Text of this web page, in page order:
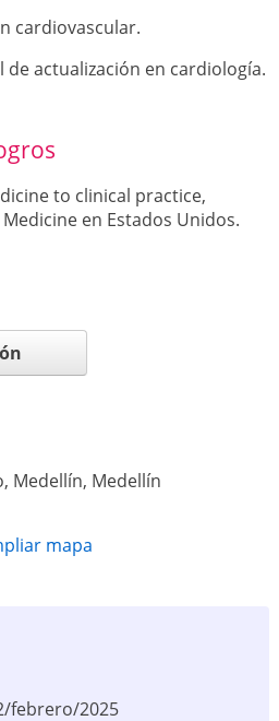
cardiovascular.
actualización en cardiología.
to clinical practice,
en Estados Unidos.
Medellín, Medellín
mapa
febrero/2025